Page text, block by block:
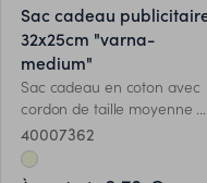
sac cadeau publicitaire
32x25cm "varna-
medium"
Sac cadeau en coton avec
cordon de taille moyenne .
Taille: 25 x 32cm. Grammage:
105 gr / m².
40007362